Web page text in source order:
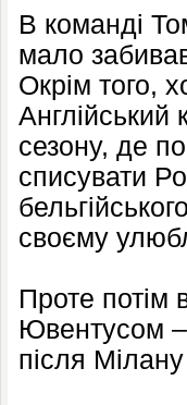
В команді
мало
Окрім того,
Англійський
сезону, де
списувати
своєму
Проте потім
Ювентусом
після Мілану